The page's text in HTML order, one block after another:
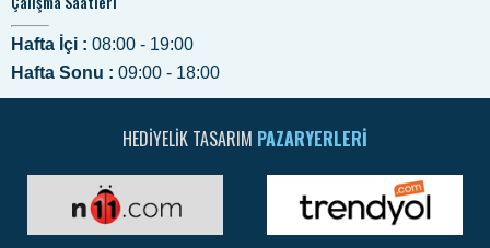
Hafta İçi : 08:00 - 19:00
Hafta Sonu : 09:00 - 18:00
HEDIYELIK TASARIM PAZARYERLERI